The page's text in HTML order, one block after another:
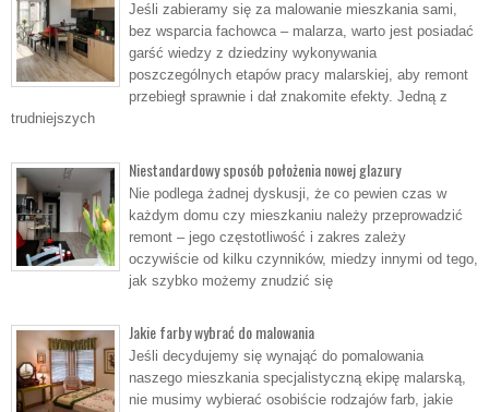
Jeśli zabieramy się za malowanie mieszkania sami,
bez wsparcia fachowca – malarza, warto jest posiadać
garść wiedzy z dziedziny wykonywania
poszczególnych etapów pracy malarskiej, aby remont
przebiegł sprawnie i dał znakomite efekty. Jedną z
trudniejszych
Niestandardowy sposób położenia nowej glazury
Nie podlega żadnej dyskusji, że co pewien czas w
każdym domu czy mieszkaniu należy przeprowadzić
remont – jego częstotliwość i zakres zależy
oczywiście od kilku czynników, miedzy innymi od tego,
jak szybko możemy znudzić się
Jakie farby wybrać do malowania
Jeśli decydujemy się wynająć do pomalowania
naszego mieszkania specjalistyczną ekipę malarską,
nie musimy wybierać osobiście rodzajów farb, jakie